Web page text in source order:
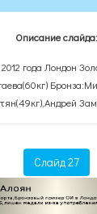
Описание слайда:
года Лондон
Слайд 27